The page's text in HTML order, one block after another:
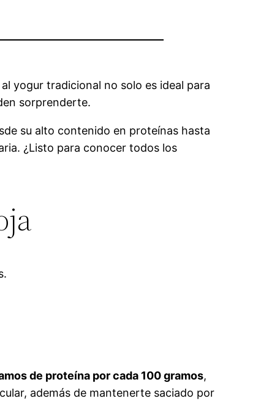
yogur tradicional no solo es ideal para
sorprenderte.
su alto contenido en proteínas hasta
¿Listo para conocer todos los
de proteína por cada 100 gramos,
además de mantenerte saciado por